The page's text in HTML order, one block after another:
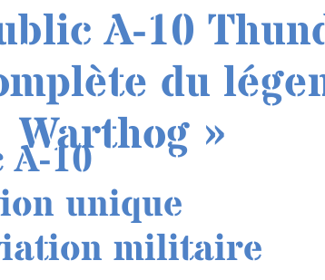
A-10
du
Warthog »
10
unique
militaire